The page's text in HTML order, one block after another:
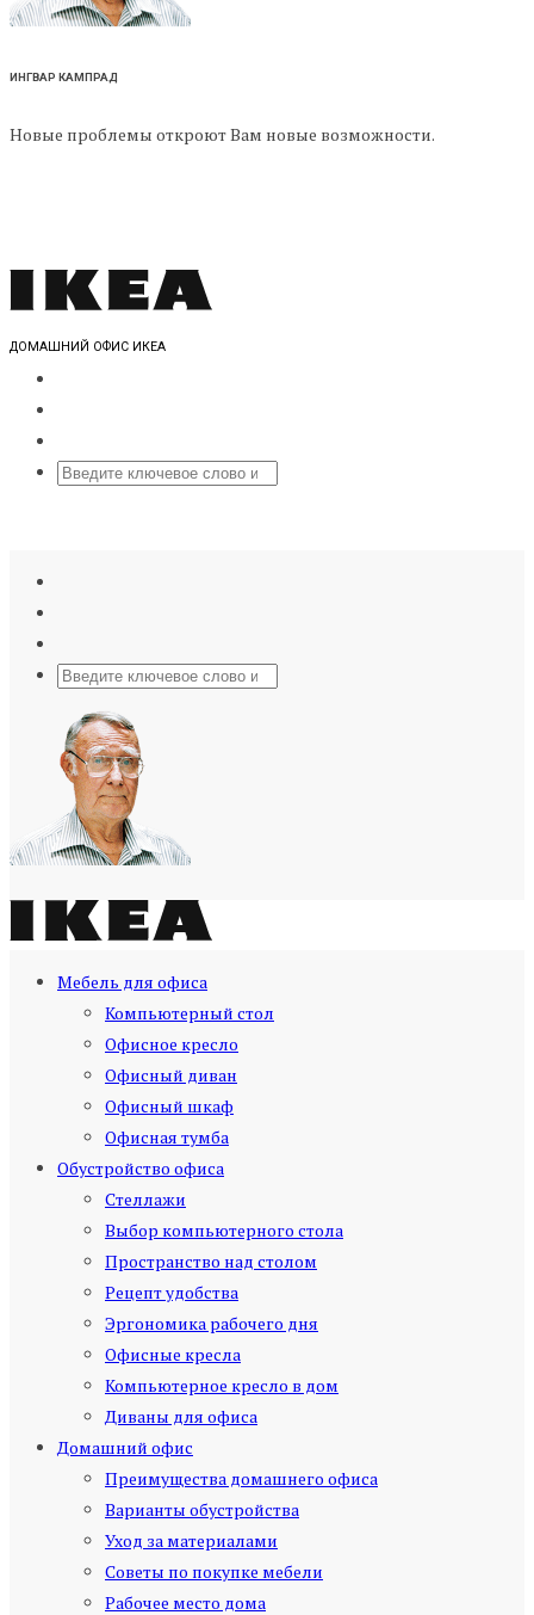
ИНГВАР КАМПРАД
Новые проблемы откроют Вам новые возможности.
ДОМАШНИЙ ОФИС ИКЕА
Мебель для офиса
Компьютерный стол
Офисное кресло
Офисный диван
Офисный шкаф
Офисная тумба
Обустройство офиса
Стеллажи
Выбор компьютерного стола
Пространство над столом
Рецепт удобства
Эргономика рабочего дня
Офисные кресла
Компьютерное кресло в дом
Диваны для офиса
Домашний офис
Преимущества домашнего офиса
Варианты обустройства
Уход за материалами
Советы по покупке мебели
Рабочее место дома